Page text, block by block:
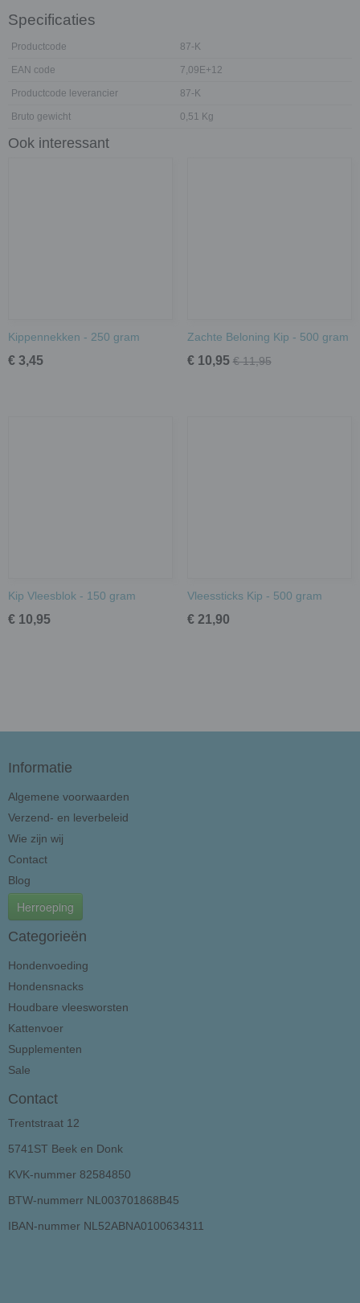
Specificaties
Productcode 87-K
EAN code 7,09E+12
Productcode leverancier 87-K
Bruto gewicht 0,51 Kg
Ook interessant
Kippennekken - 250 gram
€ 3,45
Zachte Beloning Kip - 500 gram
€ 10,95 € 11,95
Kip Vleesblok - 150 gram
€ 10,95
Vleessticks Kip - 500 gram
€ 21,90
Informatie
Algemene voorwaarden
Verzend- en leverbeleid
Wie zijn wij
Contact
Blog
Herroeping
Categorieën
Hondenvoeding
Hondensnacks
Houdbare vleesworsten
Kattenvoer
Supplementen
Sale
Contact
Trentstraat 12
5741ST Beek en Donk
KVK-nummer 82584850
BTW-nummerr NL003701868B45
IBAN-nummer NL52ABNA0100634311